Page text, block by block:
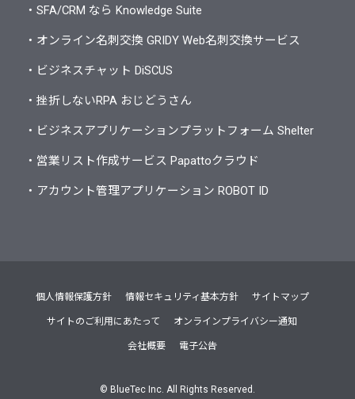
・SFA/CRM なら Knowledge Suite
・オンライン名刺交換 GRIDY Web名刺交換サービス
・ビジネスチャット DiSCUS
・挫折しないRPA おじどうさん
・ビジネスアプリケーションプラットフォーム Shelter
・営業リスト作成サービス Papattoクラウド
・アカウント管理アプリケーション ROBOT ID
個人情報保護方針 情報セキュリティ基本方針 サイトマップ
サイトのご利用にあたって オンラインプライバシー通知
会社概要 電子公告
© BlueTec Inc. All Rights Reserved.